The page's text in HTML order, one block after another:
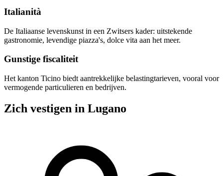
Italianità
De Italiaanse levenskunst in een Zwitsers kader: uitstekende
gastronomie, levendige piazza's, dolce vita aan het meer.
Gunstige fiscaliteit
Het kanton Ticino biedt aantrekkelijke belastingtarieven, vooral voor
vermogende particulieren en bedrijven.
Zich vestigen in Lugano